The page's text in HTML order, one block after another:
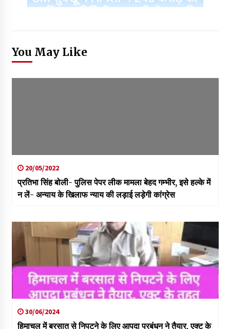
You May Like
20/05/2022
प्रतिभा सिंह बोली- पुलिस पेपर लीक मामला बेहद गम्भीर, इसे हल्के में
न लें- अन्याय के खिलाफ न्याय की लड़ाई लड़ेगी कांग्रेस
30/06/2024
हिमाचल में बरसात से निपटने के लिए आपदा प्रबंधन ने तैयार, एक्ट के